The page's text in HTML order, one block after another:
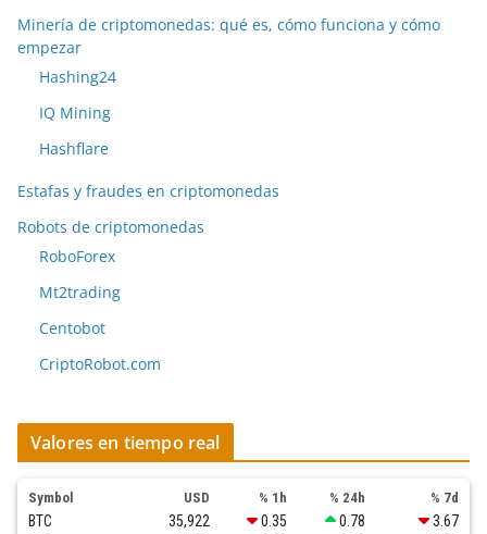
Minería de criptomonedas: qué es, cómo funciona y cómo
empezar
Hashing24
IQ Mining
Hashflare
Estafas y fraudes en criptomonedas
Robots de criptomonedas
RoboForex
Mt2trading
Centobot
CriptoRobot.com
Valores en tiempo real
Symbol USD % 1h % 24h % 7d
BTC 35,922 0.35 0.78
3.67